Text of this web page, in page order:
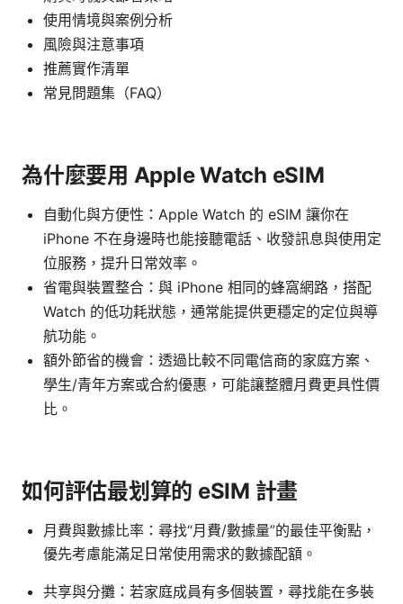
使用情境與案例分析
風險與注意事項
推薦實作清單
常見問題集（FAQ）
為什麼要用 Apple Watch eSIM
自動化與方便性：Apple Watch 的 eSIM 讓你在
iPhone 不在身邊時也能接聽電話、收發訊息與使用定
位服務，提升日常效率。
省電與裝置整合：與 iPhone 相同的蜂窩網路，搭配
Watch 的低功耗狀態，通常能提供更穩定的定位與導
航功能。
額外節省的機會：透過比較不同電信商的家庭方案、
學生/青年方案或合約優惠，可能讓整體月費更具性價
比。
如何評估最划算的 eSIM 計畫
月費與數據比率：尋找“月費/數據量”的最佳平衡點，
優先考慮能滿足日常使用需求的數據配額。
共享與分攤：若家庭成員有多個裝置，尋找能在多裝